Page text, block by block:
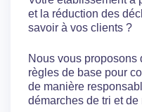
et la réduction des
savoir à vos clients ?
Nous vous proposons
règles de base pour
de manière
démarches de tri et